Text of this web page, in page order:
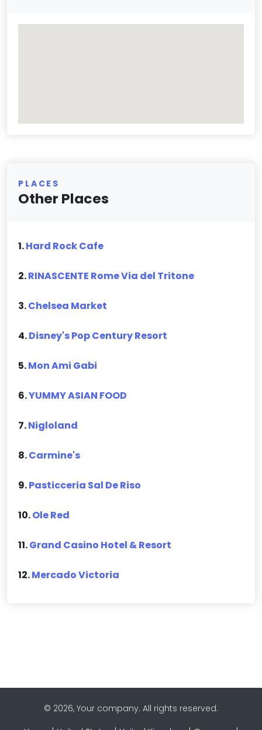
PLACES
Other Places
1.Hard Rock Cafe
2.RINASCENTE Rome Via del Tritone
3.Chelsea Market
4.Disney's Pop Century Resort
5.Mon Ami Gabi
6.YUMMY ASIAN FOOD
7.Nigloland
8.Carmine's
9.Pasticceria Sal De Riso
10.Ole Red
11.Grand Casino Hotel & Resort
12.Mercado Victoria
© 2026, Your company. All rights reserved.